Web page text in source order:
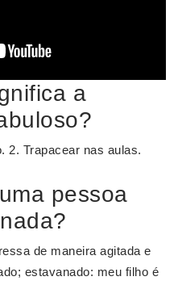
a
2. Trapacear nas aulas.
pessoa
de maneira agitada e
estavanado: meu filho é